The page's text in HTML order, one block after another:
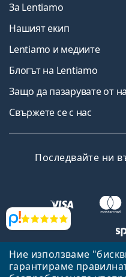
Ние използваме
гарантираме
Прегледи
За Lentiamo
Нашият екип
Lentiamo и медиите
Блогът на Lentiamo
Защо да пазарувате от
Свържете се с нас
Последвайте ни
Назад към